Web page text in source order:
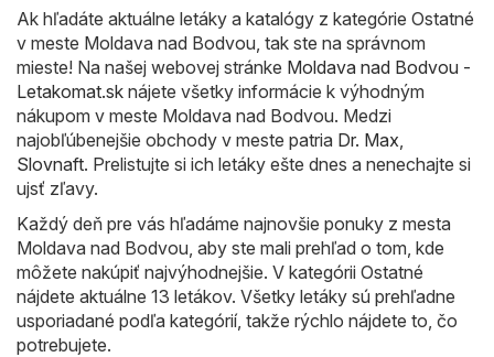
Ak hľadáte aktuálne letáky a katalógy z kategórie Ostatné
v meste Moldava nad Bodvou, tak ste na správnom
mieste! Na našej webovej stránke Moldava nad Bodvou -
Letakomat.sk nájete všetky informácie k výhodným
nákupom v meste Moldava nad Bodvou. Medzi
najobľúbenejšie obchody v meste patria Dr. Max
Slovnaft. Prelistujte si ich letáky ešte dnes a nenechajte si
ujsť zľavy.
Každý deň pre vás hľadáme najnovšie ponuky z mesta
Moldava nad Bodvou, aby ste mali prehľad o tom, kde
môžete nakúpiť najvýhodnejšie. V kategórii Ostatné
nájdete aktuálne 13 letákov. Všetky letáky sú prehľadne
usporiadané podľa kategórií, takže rýchlo nájdete to, čo
potrebujete.